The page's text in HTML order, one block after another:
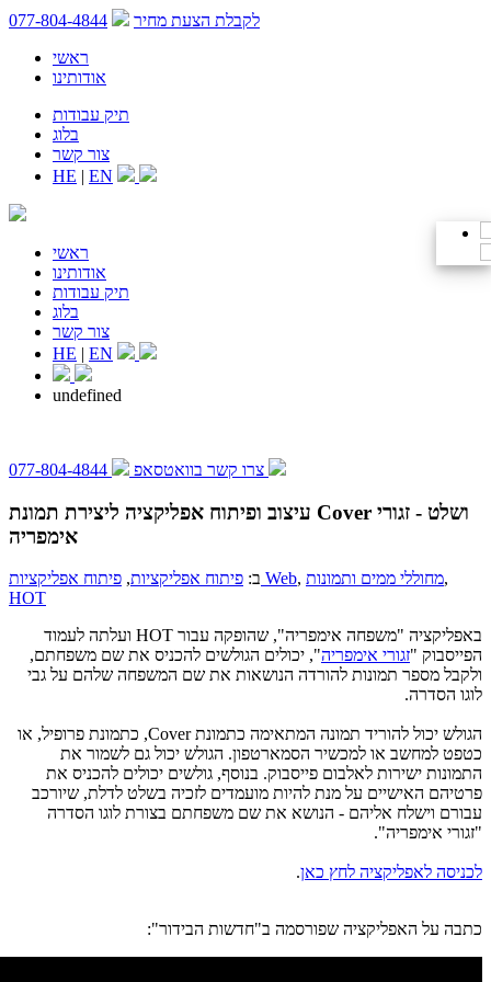
לקבלת הצעת מחיר
077-804-4844
ראשי
אודותינו
תיק עבודות
בלוג
צור קשר
HE | EN
ראשי
אודותינו
תיק עבודות
בלוג
צור קשר
HE | EN
undefined
צרו קשר בוואטסאפ 077-804-4844
עיצוב ופיתוח אפליקציה ליצירת תמונת Cover ושלט - זגורי
אימפריה
ב: פיתוח אפליקציות, פיתוח אפליקציות Web, מחוללי ממים ותמונות,
HOT
באפליקציה "משפחה אימפריה", שהופקה עבור HOT ועלתה לעמוד
הפייסבוק "זגורי אימפריה", יכולים הגולשים להכניס את שם משפחתם,
ולקבל מספר תמונות להורדה הנושאות את שם המשפחה שלהם על גבי
לוגו הסדרה.
הגולש יכול להוריד תמונה המתאימה כתמונת Cover, כתמונת פרופיל, או
כטפט למחשב או למכשיר הסמארטפון. הגולש יכול גם לשמור את
התמונות ישירות לאלבום פייסבוק. בנוסף, גולשים יכולים להכניס את
פרטיהם האישיים על מנת להיות מועמדים לזכיה בשלט לדלת, שיורכב
עבורם וישלח אליהם - הנושא את שם משפחתם בצורת לוגו הסדרה
"זגורי אימפריה".
לכניסה לאפליקציה לחץ כאן.
כתבה על האפליקציה שפורסמה ב"חדשות הבידור":